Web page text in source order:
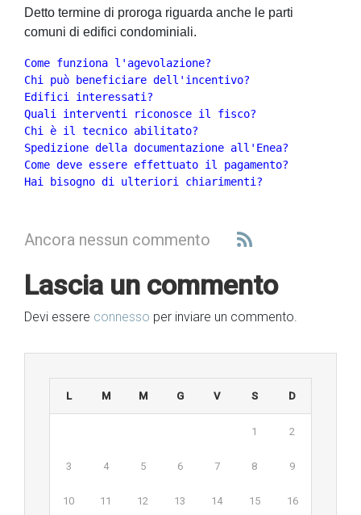
Detto termine di proroga riguarda anche le parti
comuni di edifici condominiali.
Edifici interessati?
Quali interventi riconosce il fisco?
Chi è il tecnico abilitato?
Spedizione della documentazione all'Enea?
Come deve essere effettuato il pagamento?
Hai bisogno di ulteriori chiarimenti?
Ancora nessun commento
Lascia un commento
Devi essere connesso per inviare un commento.
L M M G V S D
1 2
3 4 5 6 7 8 9
10 11 12 13 14 15 16